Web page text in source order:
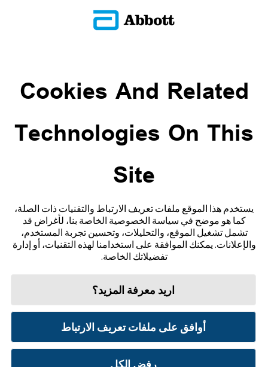
خلال موعدك التالي. قد يكون ليبري ڤيو أيضًا خيارًا إذا قام طبيبك بإعداده
للمرضى لمشاركة البيانات.
خريطة الموقع
شروط الاستخدام سياسة الخصوصية
تفضيلات ملفات تعريف الارتباط
© 2026 أبوت. جميع الحقوق محفوظة. ليبري، وشعار الفراشة، وشكل ومظهر المجس، واللون الأصفر،
والعلامات، و/أو التصاميم ذات الصلة، تُعدّ ملكية فكرية لمجموعة شركات أبوت في مناطق مختلفة.
العلامات التجارية الأخرى مملوكة لأصحابها المعنيين. لا يجوز استخدام أي علامة تجارية، أو اسم
Cookies And Related
Technologies On This
Site
يستخدم هذا الموقع ملفات تعريف الارتباط والتقنيات ذات الصلة،
كما هو موضح في سياسة الخصوصية الخاصة بنا، لأغراض قد
تشمل تشغيل الموقع، والتحليلات، وتحسين تجربة المستخدم،
والإعلانات. يمكنك الموافقة على استخدامنا لهذه التقنيات، أو إدارة
تفضيلاتك الخاصة.
اريد معرفة المزيد؟
أوافق على ملفات تعريف الارتباط
رفض الكل